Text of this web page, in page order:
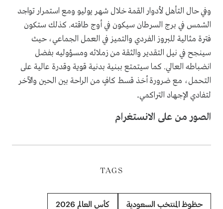
وفي حال التأهل لأدوار القمة خلال شهر يوليو ومع استمرار تواجد
الشمس في برج السرطان سيكون في أوج طاقته. كذلك ستكون
فترة مثالية للبروز الفردي والتميز في العمل الجماعي، حيث
سينجح في نيل التقدير والثقة من زملائه ومسؤوليه بفضل
انضباطه العالي. كما سيتمتع ببنية بدنية قوية وقدرة عالية على
التحمل، مع ضرورة أخذ قسط كافٍ من الراحة بين الحين والآخر
لتفادي الإجهاد التراكمي.
الصور من على الانستغرام
TAGS
حظوظ المنتخب السعودية كأس العالم 2026